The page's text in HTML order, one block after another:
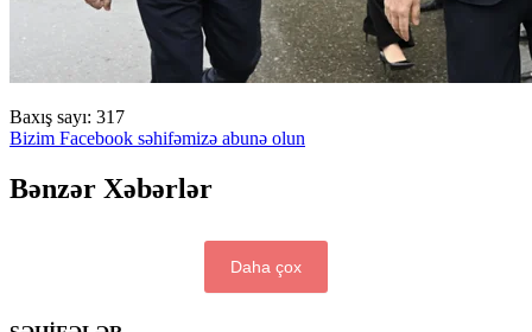
Baxış sayı: 317
Bizim Facebook səhifəmizə abunə olun
Bənzər Xəbərlər
Daha çox